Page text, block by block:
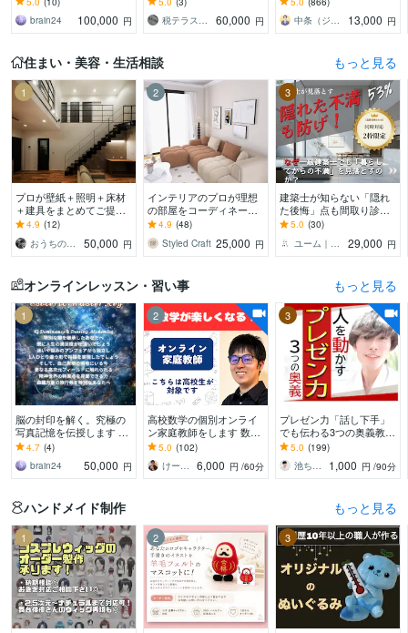
ードで人生変革
brain24
100,000 円
務所経験不要でも合格へ
導く添削指税テラス＠研究計画書修士論文添削のプロ
60,000 円
イント解説付 総販売実
績2000件突破
中条（ジョインキャリアオフィス）
13,000 円
住まい・美容・生活相談 もっと見る
1
プロが壁紙＋照明＋床材
＋建具をまとめてご提案
します 一級建築士が床
材・壁紙・建具・照明選
びを品番・価格つきで提
案
4.9 (12)
50,000 円
2
インテリアのプロが理想
の部屋をコーディネート
します 現役インテリアコ
ーディネーターが3Dパー
ス付きで提案します
4.9 (48)
Styled Craft 25,000 円
3
建築士が知らない「隠れ
た後悔」点も間取り診断
します 施主が言えなかっ
目のプロが動画解説
5.0 (30)
29,000 円
オンラインレッスン・習い事 もっと見る
1
脳の封印を解く。究極の
写真記憶を伝授します 勝
利 逆転 受験 経営 スキル
鑑定 再生 マインド
4.7 (4)
brain24
50,000 円
2
高校数学の個別オンライ
ン家庭教師をします 数学
が楽しくなる体験を！
（体験授業として初回割
引中です）
5.0 (102)
けーさくの数学教室
6,000 円 /60分
3
プレゼン力「話し下手」
でも伝わる3つの奥義教え
ます プレゼン賞100人中1
位の【話し方】ロジカル
会話・スピーチ術
5.0 (199)
池ちゃん先生｜話し方×自分発見コーチ｜
1,000 円 /90分
ハンドメイド制作 もっと見る
1 2 3